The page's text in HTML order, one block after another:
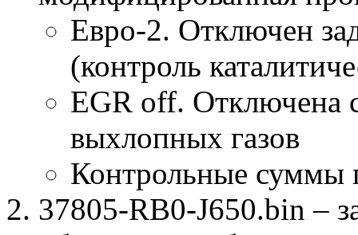
Евро-2. Отключен
(контроль
EGR off. Отключена
выхлопных газов
Контрольные суммы
37805-RB0-J650.bin –